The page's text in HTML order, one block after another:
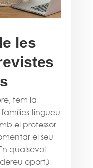
les
fem la
tingueu
el professor
el seu
qualsevol
oportú